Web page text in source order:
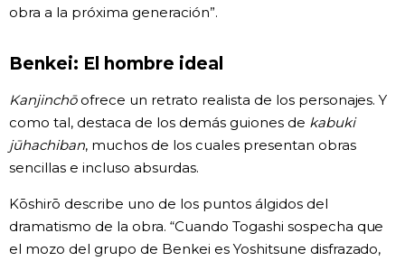
obra a la próxima generación”.
Benkei: El hombre ideal
Kanjinchōofrece un retrato realista de los personajes. Y
como tal, destaca de los demás guiones de kabuki
jūhachiban, muchos de los cuales presentan obras
sencillas e incluso absurdas.
Kōshirō describe uno de los puntos álgidos del
dramatismo de la obra. “Cuando Togashi sospecha que
el mozo del grupo de Benkei es Yoshitsune disfrazado,